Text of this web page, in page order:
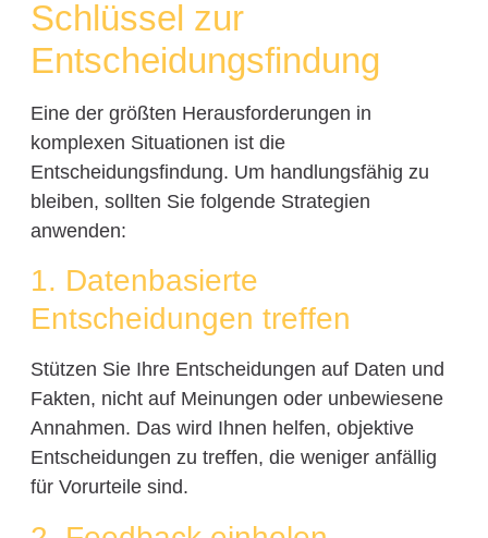
Schlüssel zur
Entscheidungsfindung
Eine der größten Herausforderungen in
komplexen Situationen ist die
Entscheidungsfindung. Um handlungsfähig zu
bleiben, sollten Sie folgende Strategien
anwenden:
1. Datenbasierte
Entscheidungen treffen
Stützen Sie Ihre Entscheidungen auf Daten und
Fakten, nicht auf Meinungen oder unbewiesene
Annahmen. Das wird Ihnen helfen, objektive
Entscheidungen zu treffen, die weniger anfällig
für Vorurteile sind.